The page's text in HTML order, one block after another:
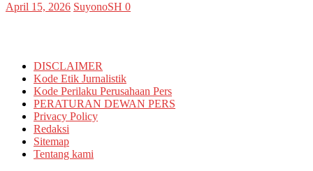
April 15, 2026 SuyonoSH 0
DISCLAIMER
Kode Etik Jurnalistik
Kode Perilaku Perusahaan Pers
PERATURAN DEWAN PERS
Privacy Policy
Redaksi
Sitemap
Tentang kami